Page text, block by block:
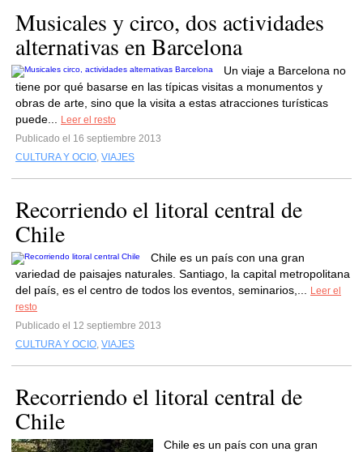
Musicales y circo, dos actividades
alternativas en Barcelona
Un viaje a Barcelona no
tiene por qué basarse en las típicas visitas a monumentos y
obras de arte, sino que la visita a estas atracciones turísticas
puede...
Leer el resto
Publicado el 16 septiembre 2013
CULTURA Y OCIO, VIAJES
Recorriendo el litoral central de
Chile
Chile es un país con una gran
variedad de paisajes naturales. Santiago, la capital metropolitana
del país, es el centro de todos los eventos, seminarios,...
Leer el
resto
Publicado el 12 septiembre 2013
CULTURA Y OCIO, VIAJES
Recorriendo el litoral central de
Chile
Chile es un país con una gran